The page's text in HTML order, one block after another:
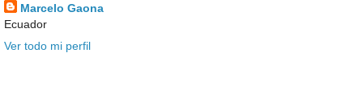
Marcelo Gaona
Ecuador
Ver todo mi perfil